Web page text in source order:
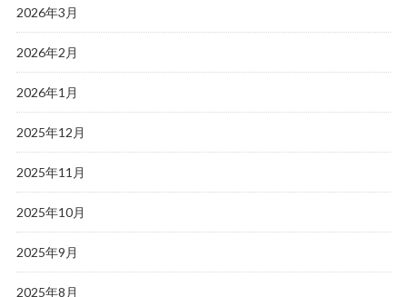
2026年3月
2026年2月
2026年1月
2025年12月
2025年11月
2025年10月
2025年9月
2025年8月